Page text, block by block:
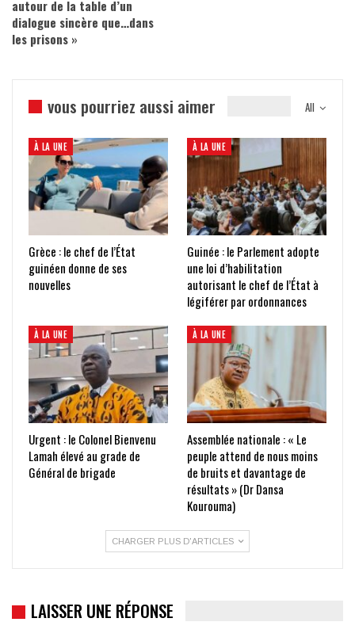
autour de la table d’un
dialogue sincère que…dans
les prisons »
All
vous pourriez aussi aimer
À LA UNE
Grèce : le chef de l’État
guinéen donne de ses
nouvelles
À LA UNE
Guinée : le Parlement adopte
une loi d’habilitation
autorisant le chef de l’État à
légiférer par ordonnances
À LA UNE
Urgent : le Colonel Bienvenu
Lamah élevé au grade de
Général de brigade
À LA UNE
Assemblée nationale : « Le
peuple attend de nous moins
de bruits et davantage de
résultats » (Dr Dansa
Kourouma)
CHARGER PLUS D'ARTICLES
LAISSER UNE RÉPONSE